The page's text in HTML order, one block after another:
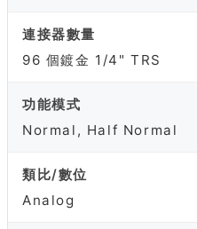
連接器數量
96 個鍍金 1/4" TRS
功能模式
Normal, Half Normal
類比/數位
Analog